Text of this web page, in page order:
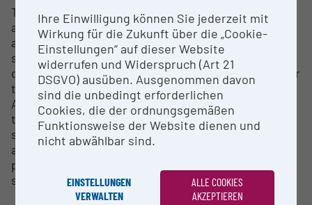
The device is used at the OeAI primarily for the
analysis of organic residues (ORA) from
archaeological artefacts, with a focus on lipophilic
substances. This concerns, for example, the
detection of specific fatty acids in ceramics in order
to determine the types of use of cooking ceramics.
A large number of marker substances can be used
to answer specific questions in other contexts,
such as the use of waxes, resins and other
adhesives, the characterisation of wine and olive
presses via soil samples, the chemical detection of
specific cultivated plants, etc.
Ihre Einwilligung können Sie jederzeit mit
Wirkung für die Zukunft über die „Cookie-
Einstellungen“ auf dieser Website
widerrufen und Widerspruch (Art 21
DSGVO) ausüben. Ausgenommen davon
sind die unbedingt erforderlichen
Cookies, die der ordnungsgemäßen
Funktionsweise der Website dienen und
nicht abwählbar sind.
EINSTELLUNGEN
VERWALTEN
ALLE COOKIES
AKZEPTIEREN